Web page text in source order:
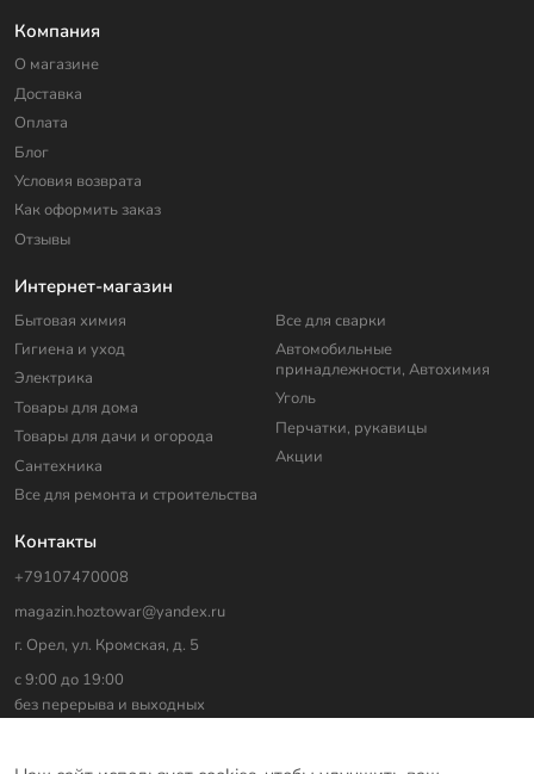
Компания
О магазине
Доставка
Оплата
Блог
Условия возврата
Как оформить заказ
Отзывы
Интернет-магазин
Бытовая химия
Гигиена и уход
Электрика
Товары для дома
Товары для дачи и огорода
Сантехника
Все для ремонта и строительства
Все для сварки
Автомобильные
принадлежности, Автохимия
Уголь
Перчатки, рукавицы
Акции
Контакты
+79107470008
magazin.hoztowar@yandex.ru
г. Орел, ул. Кромская, д. 5
с 9:00 до 19:00
без перерыва и выходных